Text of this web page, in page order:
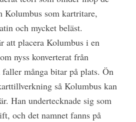
Kolumbus som kartritare,
och mycket beläst.
att placera Kolumbus i en
nyss konverterat från
många bitar på plats. Ön
så Kolumbus kan
Han undertecknade sig som
och det namnet fanns på